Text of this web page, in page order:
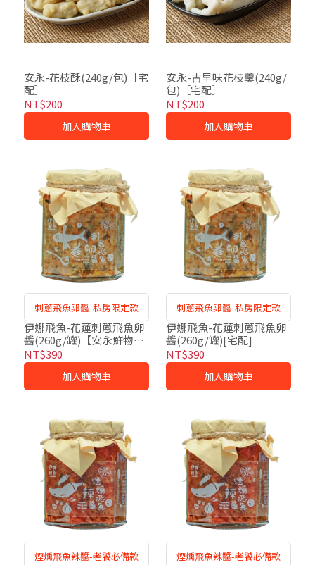
安永-花枝酥(240g/包)［宅
配］
NT$200
加入購物車
安永-古早味花枝羹(240g/
包)［宅配］
NT$200
加入購物車
刺蔥飛魚卵醬-私房限定款
伊娜飛魚-花蓮刺蔥飛魚卵
醬(260g/罐)【安永鮮物門
市自取】
NT$390
加入購物車
刺蔥飛魚卵醬-私房限定款
伊娜飛魚-花蓮刺蔥飛魚卵
醬(260g/罐)[宅配]
NT$390
加入購物車
煙燻飛魚辣醬-老饕必備款 煙燻飛魚辣醬-老饕必備款